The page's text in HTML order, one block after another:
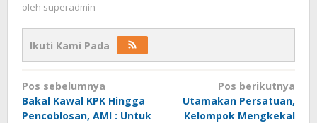
oleh superadmin
Ikuti Kami Pada
Navigasi
pos
Pos sebelumnya
Bakal Kawal KPK Hingga
Pencoblosan, AMI : Untuk
Pos berikutnya
Utamakan Persatuan,
Kelompok Mengkekal